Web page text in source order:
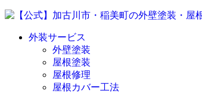
外装サービス
外壁塗装
屋根塗装
屋根修理
屋根カバー工法